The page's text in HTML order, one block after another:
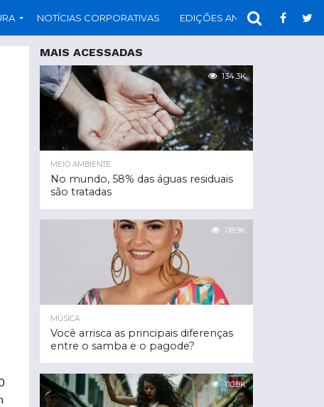
NOTÍCIAS CORPORATIVAS EDIÇÕES ANTERIORES
MAIS ACESSADAS
134.3K
MEIO AMBIENTE
No mundo, 58% das águas residuais
são tratadas
118.9K
MÚSICA
Você arrisca as principais diferenças
entre o samba e o pagode?
110.8K